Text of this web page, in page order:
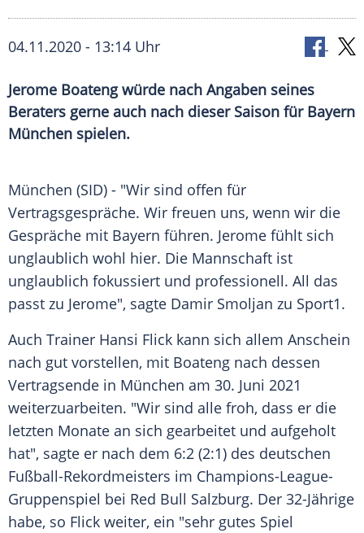
04.11.2020 - 13:14 Uhr
Jerome Boateng würde nach Angaben seines
Beraters gerne auch nach dieser Saison für Bayern
München spielen.
München (SID) - "Wir sind offen für
Vertragsgespräche. Wir freuen uns, wenn wir die
Gespräche mit Bayern führen. Jerome fühlt sich
unglaublich wohl hier. Die Mannschaft ist
unglaublich fokussiert und professionell. All das
passt zu Jerome", sagte Damir Smoljan zu Sport1.
Auch Trainer Hansi Flick kann sich allem Anschein
nach gut vorstellen, mit Boateng nach dessen
Vertragsende in München am 30. Juni 2021
weiterzuarbeiten. "Wir sind alle froh, dass er die
letzten Monate an sich gearbeitet und aufgeholt
hat", sagte er nach dem 6:2 (2:1) des deutschen
Fußball-Rekordmeisters im Champions-League-
Gruppenspiel bei Red Bull Salzburg. Der 32-Jährige
habe, so Flick weiter, ein "sehr gutes Spiel